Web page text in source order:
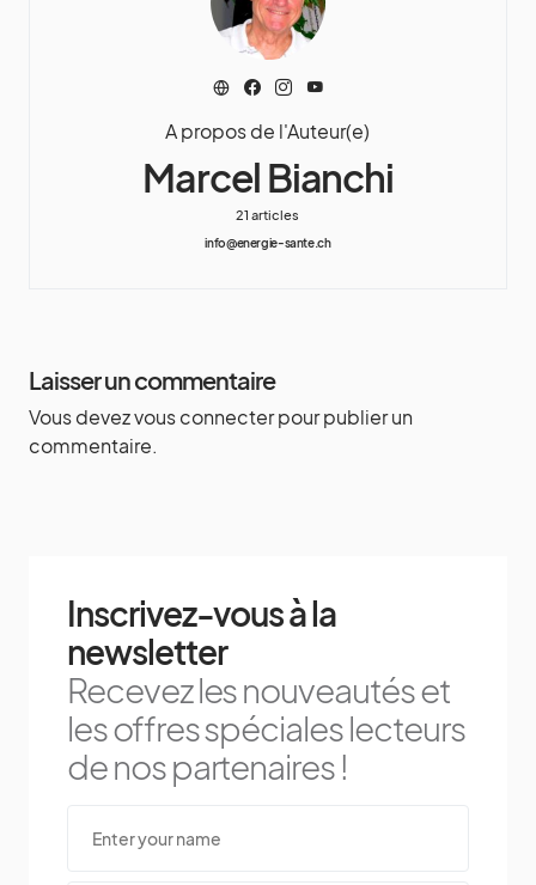
A propos de l'Auteur(e)
Marcel Bianchi
21 articles
info@energie-sante.ch
Laisser un commentaire
Vous devezvous connecterpour publier un
commentaire.
Inscrivez-vous à la
newsletter
Recevez les nouveautés et
les offres spéciales lecteurs
de nos partenaires !